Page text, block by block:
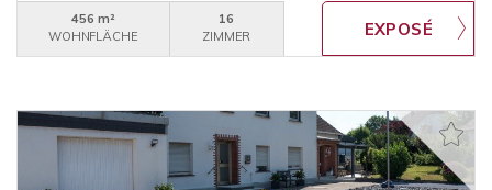
456 m²
WOHNFLÄCHE
16
ZIMMER